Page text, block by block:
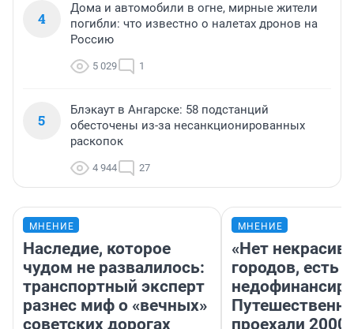
4
Дома и автомобили в огне, мирные жители
погибли: что известно о налетах дронов на
Россию
5 029 1
5
Блэкаут в Ангарске: 58 подстанций
обесточены из-за несанкционированных
раскопок
4 944 27
МНЕНИЕ
Наследие, которое
чудом не развалилось:
транспортный эксперт
разнес миф о «вечных»
советских дорогах
МНЕНИЕ
«Нет
городов, есть
проехали 2000